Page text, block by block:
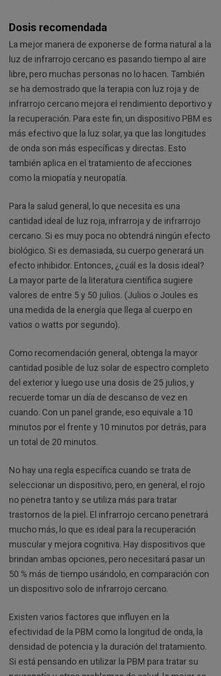
Dosis recomendada
La mejor manera de exponerse de forma natural a la
luz de infrarrojo cercano es pasando tiempo al aire
libre, pero muchas personas no lo hacen. También
se ha demostrado que la terapia con luz roja y de
infrarrojo cercano mejora el rendimiento deportivo y
la recuperación. Para este fin, un dispositivo PBM es
más efectivo que la luz solar, ya que las longitudes
de onda son más específicas y directas. Esto
también aplica en el tratamiento de afecciones
como la miopatía y neuropatía.
Para la salud general, lo que necesita es una
cantidad ideal de luz roja, infrarroja y de infrarrojo
cercano. Si es muy poca no obtendrá ningún efecto
biológico. Si es demasiada, su cuerpo generará un
efecto inhibidor. Entonces, ¿cuál es la dosis ideal?
La mayor parte de la literatura científica sugiere
valores de entre 5 y 50 julios. (Julios o Joules es
una medida de la energía que llega al cuerpo en
vatios o watts por segundo).
Como recomendación general, obtenga la mayor
cantidad posible de luz solar de espectro completo
del exterior y luego use una dosis de 25 julios, y
recuerde tomar un día de descanso de vez en
cuando. Con un panel grande, eso equivale a 10
minutos por el frente y 10 minutos por detrás, para
un total de 20 minutos.
No hay una regla específica cuando se trata de
seleccionar un dispositivo, pero, en general, el rojo
no penetra tanto y se utiliza más para tratar
trastornos de la piel. El infrarrojo cercano penetrará
mucho más, lo que es ideal para la recuperación
muscular y mejora cognitiva. Hay dispositivos que
brindan ambas opciones, pero necesitará pasar un
50 % más de tiempo usándolo, en comparación con
un dispositivo solo de infrarrojo cercano.
Existen varios factores que influyen en la
efectividad de la PBM como la longitud de onda, la
densidad de potencia y la duración del tratamiento.
Si está pensando en utilizar la PBM para tratar su